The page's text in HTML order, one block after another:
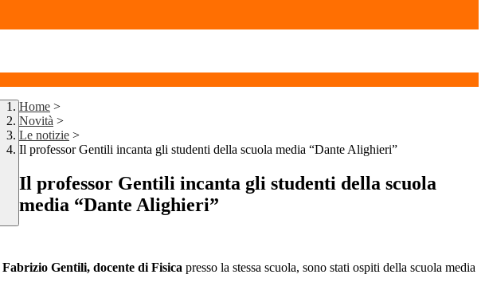
Home >
Novità >
Le notizie >
Il professor Gentili incanta gli studenti della scuola media “Dante Alighieri”
Il professor Gentili incanta gli studenti della scuola
media “Dante Alighieri”
Fabrizio Gentili, docente di Fisica presso la stessa scuola, sono stati ospiti della scuola media